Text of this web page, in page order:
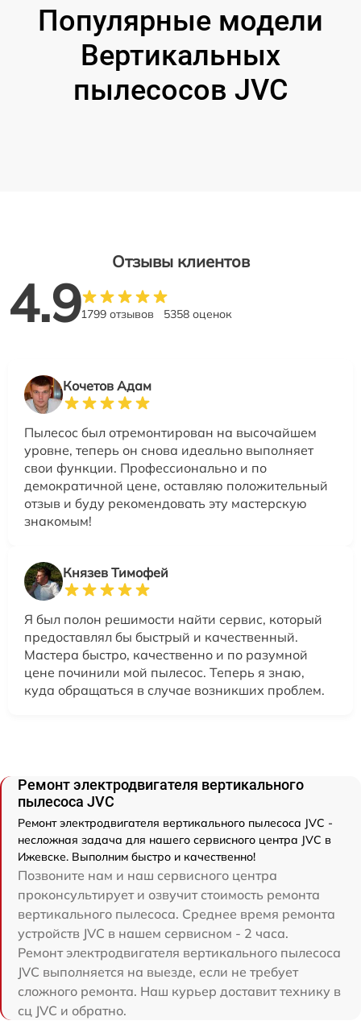
Популярные модели
Вертикальных
пылесосов JVC
Отзывы клиентов
4.91799 отзывов 5358 оценок
Кочетов Адам
Пылесос был отремонтирован на высочайшем
уровне, теперь он снова идеально выполняет
свои функции. Профессионально и по
демократичной цене, оставляю положительный
отзыв и буду рекомендовать эту мастерскую
знакомым!
Князев Тимофей
Я был полон решимости найти сервис, который
предоставлял бы быстрый и качественный.
Мастера быстро, качественно и по разумной
цене починили мой пылесос. Теперь я знаю,
куда обращаться в случае возникших проблем.
Ремонт электродвигателя вертикального
пылесоса JVC
Ремонт электродвигателя вертикального пылесоса JVC -
несложная задача для нашего сервисного центра JVC в
Ижевске. Выполним быстро и качественно!
Позвоните нам и наш сервисного центра
проконсультирует и озвучит стоимость ремонта
вертикального пылесоса. Среднее время ремонта
устройств JVC в нашем сервисном - 2 часа.
Ремонт электродвигателя вертикального пылесоса
JVC выполняется на выезде, если не требует
сложного ремонта. Наш курьер доставит технику в
сц JVC и обратно.